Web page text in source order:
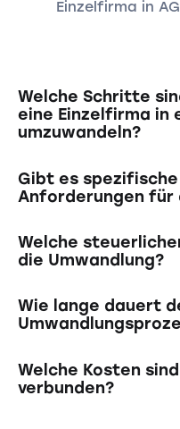
Einzelfirma in
Welche Schritte
eine Einzelfirma in
umzuwandeln?
Es muss ein
Einzelfirma erstellt
der Wert des
Schliesslich
Beurkundung der
der Statuten,
Unterlagen dem
einzureichen sind.
Gibt es
Anforderungen für
Ja, es müssen
Voraussetzungen
Welche
die Umwandlung?
Die AG wird als
Person
Dies im Gegensatz
Wie lange dauert
Das Verfahren
Umständen und
Welche Kosten
verbunden?